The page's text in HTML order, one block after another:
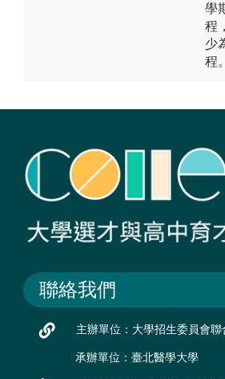
學
程
少
程。
聯絡我們
主辦單位：大學招生委員會聯
承辦單位：臺北醫學大學